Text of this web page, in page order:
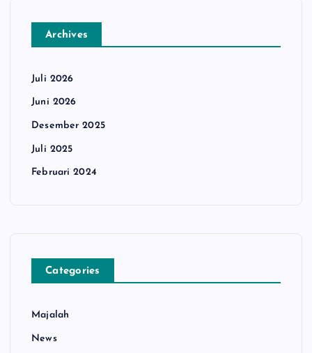
Archives
Juli 2026
Juni 2026
Desember 2025
Juli 2025
Februari 2024
Categories
Majalah
News